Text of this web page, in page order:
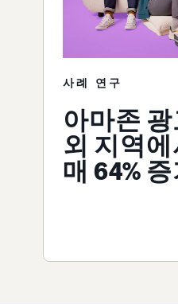
사례 연구
아마존
외 지역
매 64%